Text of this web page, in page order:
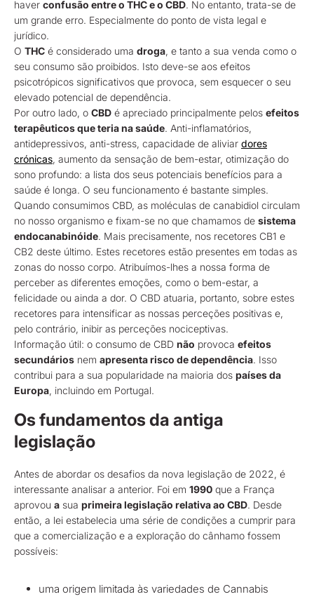
haver confusão entre o THC e o CBD. No entanto, trata-se de
um grande erro. Especialmente do ponto de vista legal e
jurídico.
O THC é considerado uma droga, e tanto a sua venda como o
seu consumo são proibidos. Isto deve-se aos efeitos
psicotrópicos significativos que provoca, sem esquecer o seu
elevado potencial de dependência.
Por outro lado, o CBD é apreciado principalmente pelos efeitos
terapêuticos que teria na saúde. Anti-inflamatórios,
antidepressivos, anti-stress, capacidade de aliviar dores
crónicas, aumento da sensação de bem-estar, otimização do
sono profundo: a lista dos seus potenciais benefícios para a
saúde é longa. O seu funcionamento é bastante simples.
Quando consumimos CBD, as moléculas de canabidiol circulam
no nosso organismo e fixam-se no que chamamos de sistema
endocanabinóide. Mais precisamente, nos recetores CB1 e
CB2 deste último. Estes recetores estão presentes em todas as
zonas do nosso corpo. Atribuímos-lhes a nossa forma de
perceber as diferentes emoções, como o bem-estar, a
felicidade ou ainda a dor. O CBD atuaria, portanto, sobre estes
recetores para intensificar as nossas perceções positivas e,
pelo contrário, inibir as perceções nociceptivas.
Informação útil: o consumo de CBD não provoca efeitos
secundários nem apresenta risco de dependência. Isso
contribui para a sua popularidade na maioria dos países da
Europa, incluindo em Portugal.
Os fundamentos da antiga
legislação
Antes de abordar os desafios da nova legislação de 2022, é
interessante analisar a anterior. Foi em 1990 que a França
aprovou a sua primeira legislação relativa ao CBD. Desde
então, a lei estabelecia uma série de condições a cumprir para
que a comercialização e a exploração do cânhamo fossem
possíveis:
uma origem limitada às variedades de Cannabis